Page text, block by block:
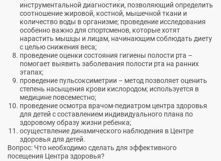
инструментальной диагностики, позволяющий определить
соотношение жировой, костной, мышечной ткани и
количество воды в организме; проведение исследования
особенно важно для спортсменов, которые хотят
нарастить мышцы и лицам, начинающим соблюдать диету
с целью снижения веса;
проведение оценки состояния гигиены полости рта –
помогает выявить заболевания полости рта на ранних
этапах;
проведение пульсоксиметрии – метод позволяет оценить
степень насыщения крови кислородом; используется в
медицине повсеместно;
проведение осмотра врачом-педиатром центра здоровья
для детей с составлением индивидуального плана по
здоровому образу жизни ребенка;
осуществление динамического наблюдения в Центре
здоровья для детей.
Вопрос: Что необходимо сделать для эффективного
посещения Центра здоровья?